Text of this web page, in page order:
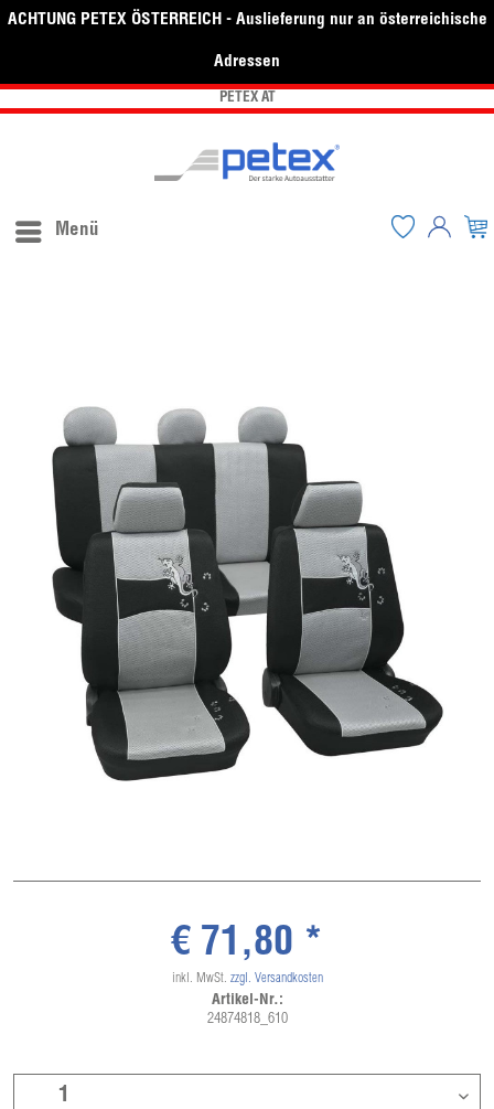
ACHTUNG PETEX ÖSTERREICH - Auslieferung nur an österreichische
Adressen
PETEX AT
Menü
€ 71,80 *
inkl. MwSt. zzgl. Versandkosten
Artikel-Nr.:
24874818_610